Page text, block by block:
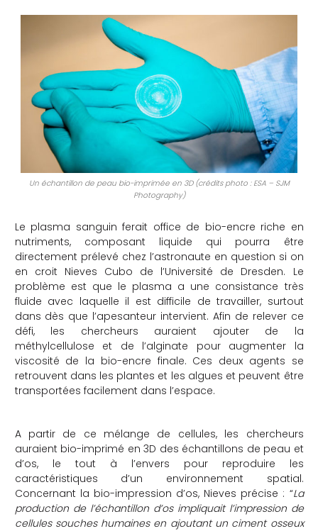
Un échantillon de peau bio-imprimée en 3D (crédits photo : ESA – SJM
Photography)
Le plasma sanguin ferait office de bio-encre riche en
nutriments, composant liquide qui pourra être
directement prélevé chez l’astronaute en question si on
en croit Nieves Cubo de l’Université de Dresden. Le
problème est que le plasma a une consistance très
fluide avec laquelle il est difficile de travailler, surtout
dans dès que l’apesanteur intervient. Afin de relever ce
défi, les chercheurs auraient ajouter de la
méthylcellulose et de l’alginate pour augmenter la
viscosité de la bio-encre finale. Ces deux agents se
retrouvent dans les plantes et les algues et peuvent être
transportées facilement dans l’espace.
A partir de ce mélange de cellules, les chercheurs
auraient bio-imprimé en 3D des échantillons de peau et
d’os, le tout à l’envers pour reproduire les
caractéristiques d’un environnement spatial.
Concernant la bio-impression d’os, Nieves précise : “La
production de l’échantillon d’os impliquait l’impression de
cellules souches humaines en ajoutant un ciment osseux